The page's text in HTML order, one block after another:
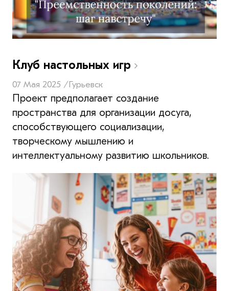
Клуб настольных игр
07 Мая 2025 /Гурьевск
Проект предполагает создание
пространства для организации досуга,
способствующего социализации,
творческому мышлению и
интеллектуальному развитию школьников.